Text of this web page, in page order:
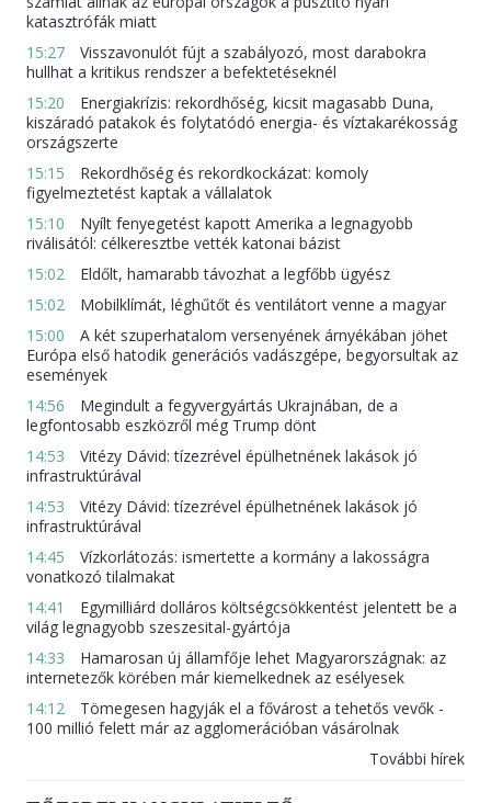
katasztrófák miatt
15:27
Visszavonulót fújt a szabályozó, most darabokra
hullhat a kritikus rendszer a befektetéseknél
15:20
Energiakrízis: rekordhőség, kicsit magasabb Duna,
kiszáradó patakok és folytatódó energia- és víztakarékosság
országszerte
15:15
Rekordhőség és rekordkockázat: komoly
figyelmeztetést kaptak a vállalatok
15:10
Nyílt fenyegetést kapott Amerika a legnagyobb
riválisától: célkeresztbe vették katonai bázist
15:02
Eldőlt, hamarabb távozhat a legfőbb ügyész
15:02
Mobilklímát, léghűtőt és ventilátort venne a magyar
15:00
A két szuperhatalom versenyének árnyékában jöhet
Európa első hatodik generációs vadászgépe, begyorsultak az
események
14:56
Megindult a fegyvergyártás Ukrajnában, de a
legfontosabb eszközről még Trump dönt
14:53
Vitézy Dávid: tízezrével épülhetnének lakások jó
infrastruktúrával
14:53
Vitézy Dávid: tízezrével épülhetnének lakások jó
infrastruktúrával
14:45
Vízkorlátozás: ismertette a kormány a lakosságra
vonatkozó tilalmakat
14:41
Egymilliárd dolláros költségcsökkentést jelentett be a
világ legnagyobb szeszesital-gyártója
14:33
Hamarosan új államfője lehet Magyarországnak: az
internetezők körében már kiemelkednek az esélyesek
14:12
Tömegesen hagyják el a fővárost a tehetős vevők -
100 millió felett már az agglomerációban vásárolnak
További hírek